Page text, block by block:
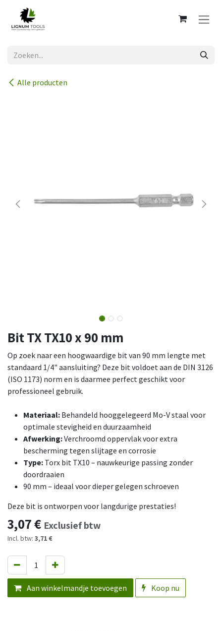
Overslaan naar inhoud
Alle producten
Bit TX TX10 x 90 mm
Op zoek naar een hoogwaardige bit van 90 mm lengte met
standaard 1/4" aansluiting? Deze bit voldoet aan de DIN 3126
(ISO 1173) norm en is daarmee perfect geschikt voor
professioneel gebruik.
Materiaal: Behandeld hooggelegeerd Mo-V staal voor
optimale stevigheid en duurzaamheid
Afwerking:Verchroomd oppervlak voor extra
bescherming tegen slijtage en corrosie
Type: Torx bit TX10 – nauwkeurige passing zonder
doordraaien
90 mm – ideaal voor dieper gelegen schroeven
Deze bit is ontworpen voor langdurige prestaties!
3,07€ Exclusief btw
Incl. btw: 3,71 €
Aan winkelmandje toevoegen Koop nu